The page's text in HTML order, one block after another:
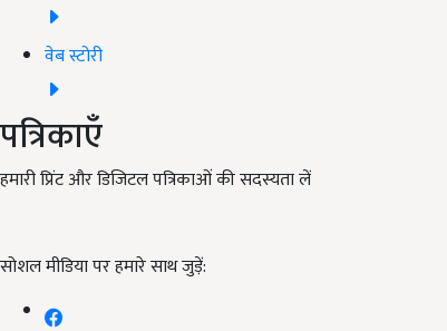
वेब स्टोरी
पत्रिकाएँ
हमारी प्रिंट और डिजिटल पत्रिकाओं की सदस्यता लें
सोशल मीडिया पर हमारे साथ जुड़ें: